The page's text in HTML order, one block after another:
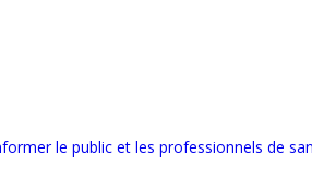
le public et les professionnels de